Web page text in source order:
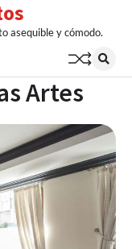
asequible y cómodo.
Artes